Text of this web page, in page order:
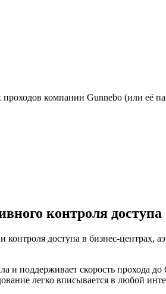
компании Gunnebo (или её
контроля доступа
доступа в бизнес-центрах,
и поддерживает скорость прохода
легко вписывается в любой